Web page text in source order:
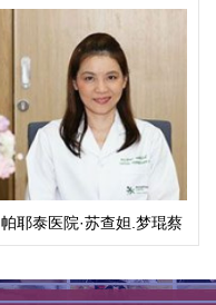
帕耶泰医院·苏查妲.梦琨蔡
帕（Suchada）